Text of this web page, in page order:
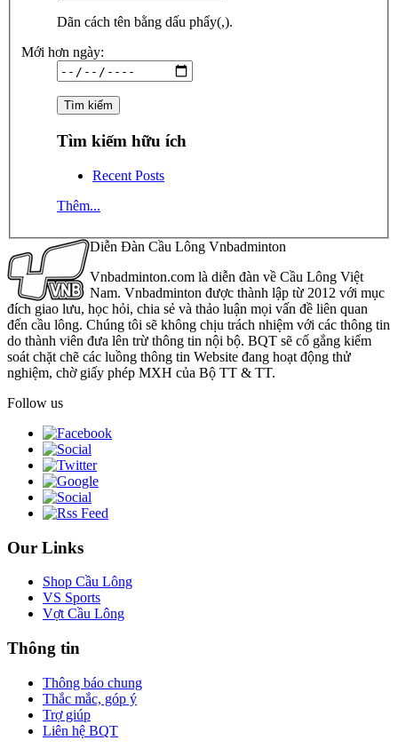
Dãn cách tên bằng dấu phẩy(,).
Mới hơn ngày:
Tìm kiếm hữu ích
Recent Posts
Thêm...
Diễn Đàn Cầu Lông Vnbadminton
Vnbadminton.com là diễn đàn về Cầu Lông Việt
Nam. Vnbadminton được thành lập từ 2012 với mục
đích giao lưu, học hỏi, chia sẻ và thảo luận mọi vấn đề liên quan
đến cầu lông. Chúng tôi sẽ không chịu trách nhiệm với các thông tin
do thành viên đưa lên trừ thông tin nội bộ. BQT sẽ cố gắng kiểm
soát chặt chẽ các luồng thông tin Website đang hoạt động thử
nghiệm, chờ giấy phép MXH của Bộ TT & TT.
Follow us
Our Links
Shop Cầu Lông
VS Sports
Vợt Cầu Lông
Thông tin
Thông báo chung
Thắc mắc, góp ý
Trợ giúp
Liên hệ BQT